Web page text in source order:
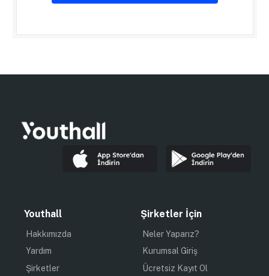
Youthall
Hakkımızda
Yardım
Şirketler
Şirketler İçin
Neler Yaparız?
Kurumsal Giriş
Ücretsiz Kayıt Ol